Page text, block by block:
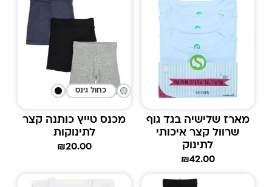
מארז שלישיה בגד גוף
שרוול קצר איכותי
לתינוק
₪42.00
כחול גינס
מכנס טייץ כותנה קצר
לתינוקות
₪20.00